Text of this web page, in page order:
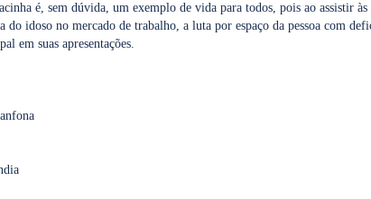
é, sem dúvida, um exemplo de vida para todos, pois ao assistir às
do idoso no mercado de trabalho, a luta por espaço da pessoa com
em suas apresentações.